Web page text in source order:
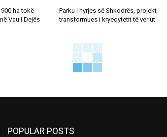
ha tokë
Vau i Dejës
Parku i hyrjes së Shkodrës, projekt
transformues i kryeqytetit të veriut
POPULAR POSTS